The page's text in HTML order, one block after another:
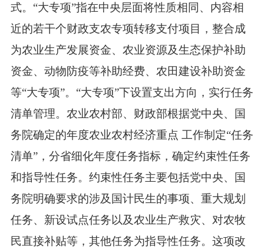
式。“大专项”指在中央层面将性质相同、内容相
近的若干个财政支农专项转移支付项目，整合成
为农业生产发展资金、农业资源及生态保护补助
资金、动物防疫等补助经费、农田建设补助资金
等“大专项”。“大专项”下设置支出方向，实行任务
清单管理。农业农村部、财政部根据党中央、国
务院确定的年度农业农村经济重点 工作制定“任务
清单”，分省细化年度任务指标，确定约束性任务
和指导性任务。约束性任务主要包括党中央、国
务院明确要求的涉及国计民生的事项、重大规划
任务、新设试点任务以及农业生产救灾、对农牧
民直接补贴等，其他任务为指导性任务。这项改